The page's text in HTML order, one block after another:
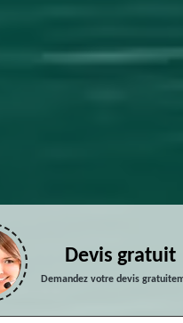
Devis gratuit
Demandez votre devis